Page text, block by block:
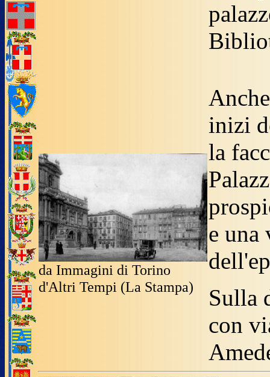
da Immagini di Torino
d'Altri Tempi (La Stampa)
inizi
la
e una
Sulla
con